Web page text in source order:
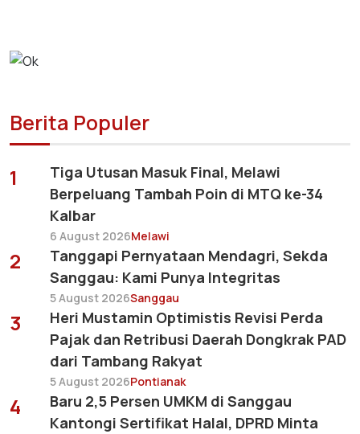
Berita Populer
1
Tiga Utusan Masuk Final, Melawi
Berpeluang Tambah Poin di MTQ ke-34
Kalbar
6 August 2026Melawi
2
Tanggapi Pernyataan Mendagri, Sekda
Sanggau: Kami Punya Integritas
5 August 2026Sanggau
3
Heri Mustamin Optimistis Revisi Perda
Pajak dan Retribusi Daerah Dongkrak PAD
dari Tambang Rakyat
5 August 2026Pontianak
4
Baru 2,5 Persen UMKM di Sanggau
Kantongi Sertifikat Halal, DPRD Minta